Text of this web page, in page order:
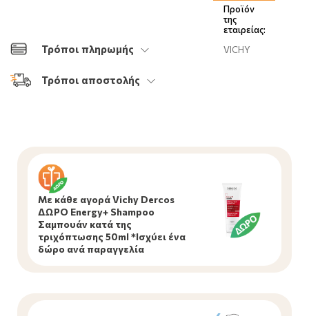
Τρόποι πληρωμής
Τρόποι αποστολής
Προϊόν
της
εταιρείας:
VICHY
Με κάθε αγορά Vichy Dercos
ΔΩΡΟ Energy+ Shampoo
Σαμπουάν κατά της
τριχόπτωσης 50ml *Ισχύει ένα
δώρο ανά παραγγελία